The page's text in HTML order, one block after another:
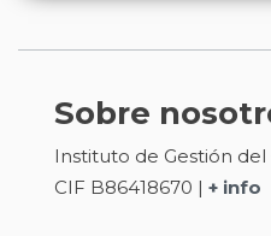
Sobre
Instituto de Gestión
CIF B86418670 | + info